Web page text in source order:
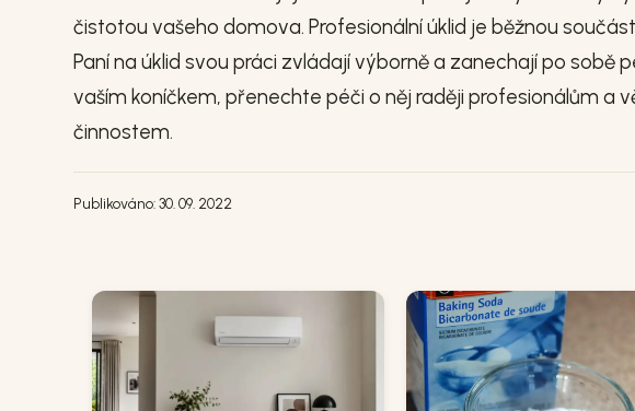
čistotou vašeho domova. Profesionální úklid je běžnou
Paní na úklid svou práci zvládají výborně a zanechají po sobě
vaším koníčkem, přenechte péči o něj raději profesionálům a
činnostem.
Publikováno: 30. 09. 2022